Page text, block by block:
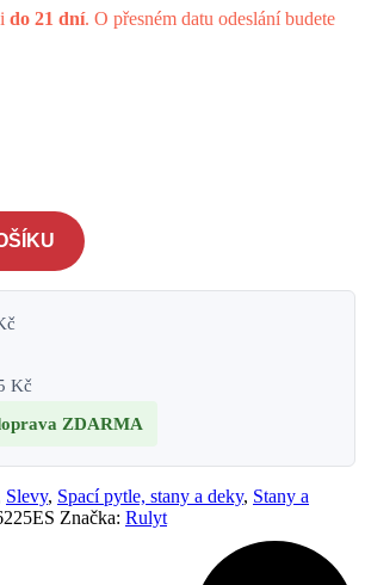
do 21 dní. O přesném datu odeslání budete
Kč
ZDARMA
Slevy, Spací pytle, stany a deky, Stany a
Značka: Rulyt